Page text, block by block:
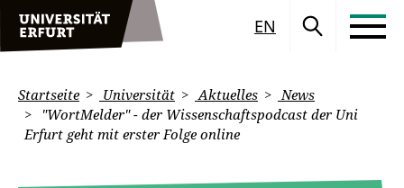
EN
Startseite Universität Aktuelles
News
"WortMelder" - der Wissenschaftspodcast der Uni
Erfurt geht mit erster Folge online